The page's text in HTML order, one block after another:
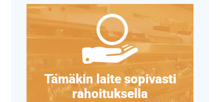
Tämäkin laite sopivasti
rahoituksella